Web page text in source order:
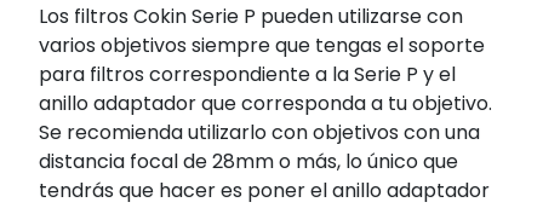
Los filtros Cokin Serie P pueden utilizarse con
varios objetivos siempre que tengas el soporte
para filtros correspondiente a la Serie P y el
anillo adaptador que corresponda a tu objetivo.
Se recomienda utilizarlo con objetivos con una
distancia focal de 28mm o más, lo único que
tendrás que hacer es poner el anillo adaptador